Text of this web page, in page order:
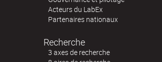
Acteurs du LabEx
Partenaires nationaux
Recherche
3 axes de recherche